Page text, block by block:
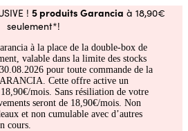
! 5 produits Garancia à 18,90€
seulement*!
à la place de la double-box de
valable dans la limite des stocks
pour toute commande de la
Cette offre active un
mois. Sans résiliation de votre
seront de 18,90€/mois. Non
et non cumulable avec d’autres
cours.